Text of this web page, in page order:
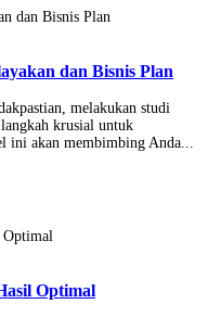
dan Bisnis Plan
melakukan studi
krusial untuk
ini akan membimbing Anda...
Optimal